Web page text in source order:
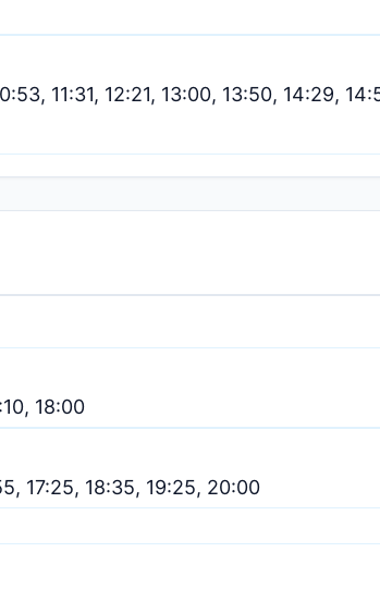
11:31, 12:21, 13:00, 13:50, 14:29,
18:00
17:25, 18:35, 19:25, 20:00